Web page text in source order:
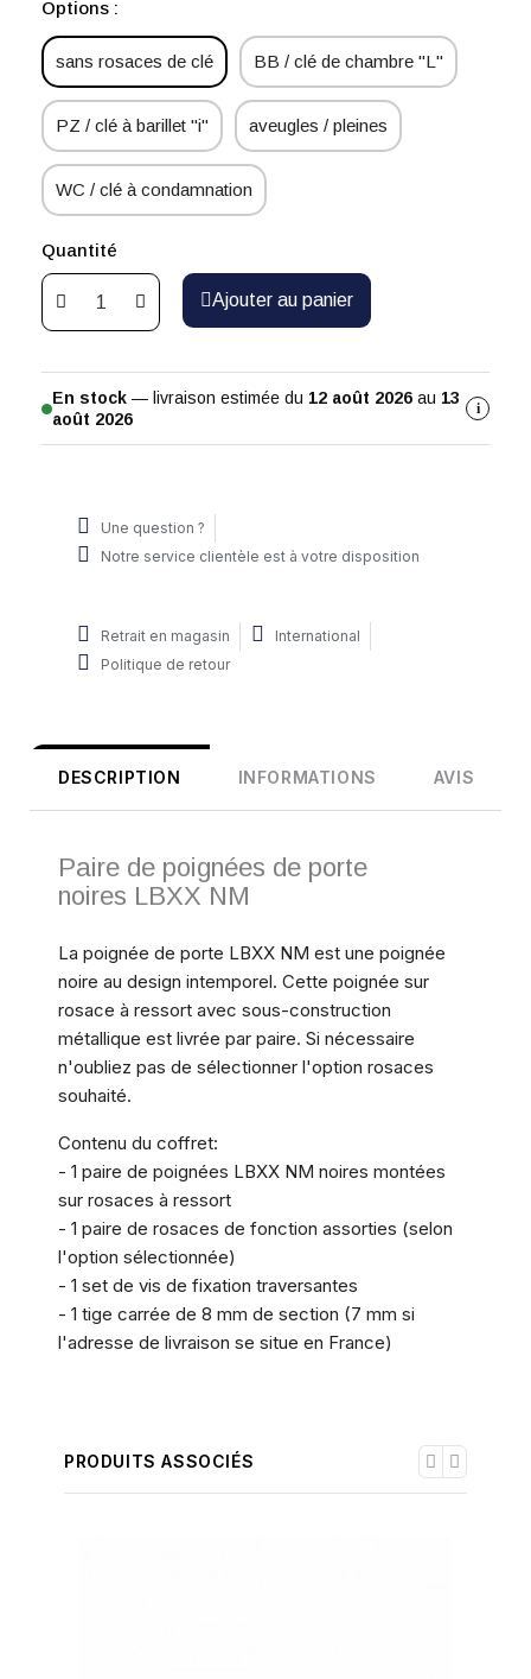
Options :
sans rosaces de clé BB / clé de chambre "L"
PZ / clé à barillet "i" aveugles / pleines
WC / clé à condamnation
Quantité
Ajouter au panier
En stock — livraison estimée du 12 août 2026 au 13
août 2026
i
Une question ?
Notre service clientèle est à votre disposition
Retrait en magasin
International
Politique de retour
DESCRIPTION INFORMATIONS AVIS
Paire de poignées de porte
noires LBXX NM
La poignée de porte LBXX NM est une poignée
noire au design intemporel. Cette poignée sur
rosace à ressort avec sous-construction
métallique est livrée par paire. Si nécessaire
n'oubliez pas de sélectionner l'option rosaces
souhaité.
Contenu du coffret:
- 1 paire de poignées LBXX NM noires montées
sur rosaces à ressort
- 1 paire de rosaces de fonction assorties (selon
l'option sélectionnée)
- 1 set de vis de fixation traversantes
- 1 tige carrée de 8 mm de section (7 mm si
l'adresse de livraison se situe en France)
PRODUITS ASSOCIÉS